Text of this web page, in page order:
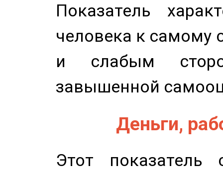
Показатель
человека к самому
и слабым
завышенной
Деньги,
Этот показатель